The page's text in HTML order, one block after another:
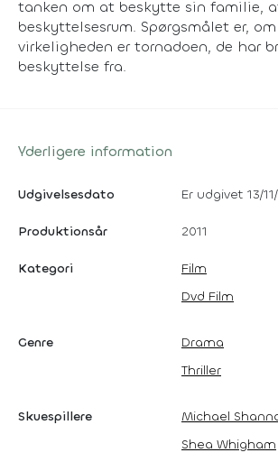
tanken om at beskytte sin familie,
beskyttelsesrum. Spørgsmålet er,
virkeligheden er tornadoen, de har
beskyttelse fra.
Yderligere information
Udgivelsesdato Er udgivet 13/
Produktionsår 2011
Kategori
Film
Dvd Film
Genre
Drama
Thriller
Skuespillere
Michael
Shea Whigham